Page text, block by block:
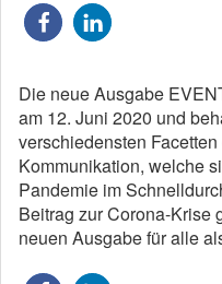
Die neue Ausgabe
am 12. Juni 2020 und
verschiedensten
Kommunikation, welche
Pandemie im
Beitrag zur Corona-Krise
neuen Ausgabe für alle